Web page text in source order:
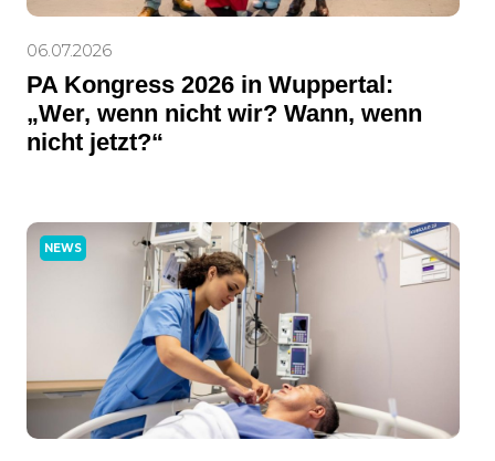
06.07.2026
PA Kongress 2026 in Wuppertal:
„Wer, wenn nicht wir? Wann, wenn
nicht jetzt?“
NEWS